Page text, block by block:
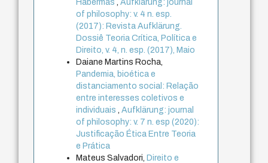
Habermas ,Aufklärung: journal
of philosophy: v. 4 n. esp.
(2017): Revista Aufklärung.
Dossiê Teoria Crítica, Política e
Direito, v. 4, n. esp. (2017), Maio
Daiane Martins Rocha,
Pandemia, bioética e
distanciamento social: Relação
entre interesses coletivos e
individuais
,Aufklärung: journal
of philosophy: v. 7 n. esp (2020):
Justificação Ética Entre Teoria
e Prática
Mateus Salvadori,Direito e